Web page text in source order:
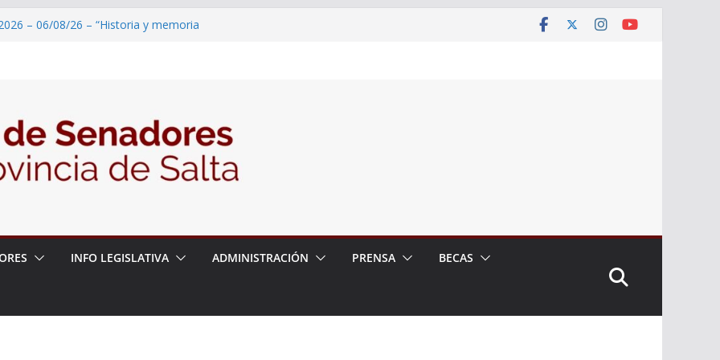
– 06/08/26 – “Historia y memoria
– 06/08/26 – Presentación del libro
del Dr. Víctor Alfredo Frías
– 06/08/26 – 82° Edición de la Expo
INFO LEGISLATIVA ADMINISTRACIÓN PRENSA BECAS